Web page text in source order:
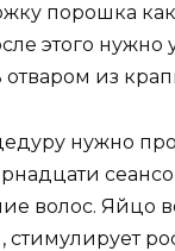
порошка
этого нужно
из
нужно
волос. Яйцо